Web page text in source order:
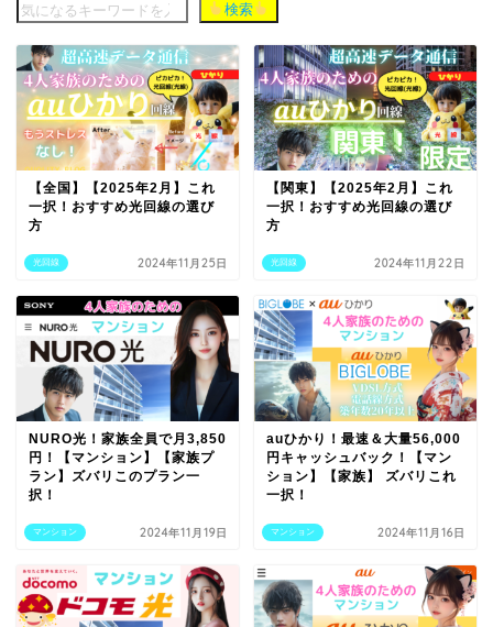
検索
光回線
【全国】【2025年2月】これ
一択！おすすめ光回線の選び
方
2024年11月25日 光回線
【関東】【2025年2月】これ
一択！おすすめ光回線の選び
方
2024年11月22日
マンション
NURO光！家族全員で月3,850
円！【マンション】【家族プ
ラン】ズバリこのプラン一
択！
2024年11月19日 マンション
auひかり！最速＆大量56,000
円キャッシュバック！【マン
ション】【家族】 ズバリこれ
一択！
2024年11月16日